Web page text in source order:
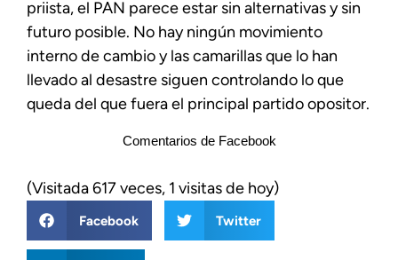
priista, el PAN parece estar sin alternativas y sin
futuro posible. No hay ningún movimiento
interno de cambio y las camarillas que lo han
llevado al desastre siguen controlando lo que
queda del que fuera el principal partido opositor.
Comentarios de Facebook
(Visitada 617 veces, 1 visitas de hoy)
Facebook Twitter